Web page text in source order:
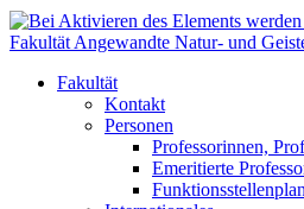
Fakultät Angewandte Natur- und
Fakultät
Kontakt
Personen
Professorinnen,
Emeritierte
Funktionsstellenplan